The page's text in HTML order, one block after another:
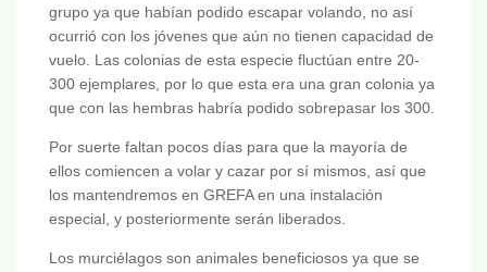
grupo ya que habían podido escapar volando, no así
ocurrió con los jóvenes que aún no tienen capacidad de
vuelo. Las colonias de esta especie fluctúan entre 20-
300 ejemplares, por lo que esta era una gran colonia ya
que con las hembras habría podido sobrepasar los 300.
Por suerte faltan pocos días para que la mayoría de
ellos comiencen a volar y cazar por sí mismos, así que
los mantendremos en GREFA en una instalación
especial, y posteriormente serán liberados.
Los murciélagos son animales beneficiosos ya que se